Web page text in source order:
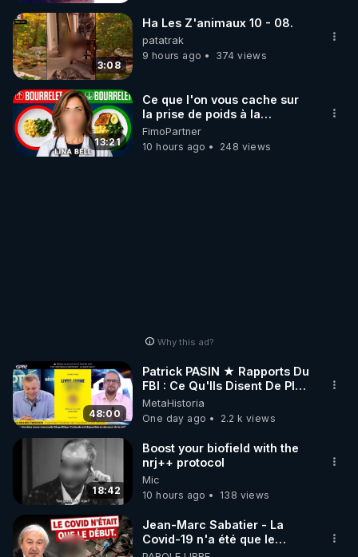
3:08
Ha Les Z'animaux 10 - 08.
patatrak
9 hours ago
374 views
13:21
Ce que l'on vous cache sur
la prise de poids à la
ménopause
FimoPartner
10 hours ago
248 views
Why this ad?
48:00
Patrick PASIN ★ Rapports Du
FBI : Ce Qu'Ils Disent De Plus
Grave Sur Hitler
MetaHistoria
One day ago
2.2 k views
18:42
Boost your biofield with the
nrj++ protocol
Mic
10 hours ago
138 views
Jean-Marc Sabatier - La
Covid-19 n'a été que le
début - L'ARNm & l'ARNm-aa